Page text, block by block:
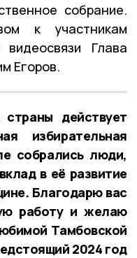
собрание.
к участникам
Глава
Егоров.
действует
избирательная
собрались люди,
в её развитие
Благодарю вас
работу и желаю
Тамбовской
2024 год